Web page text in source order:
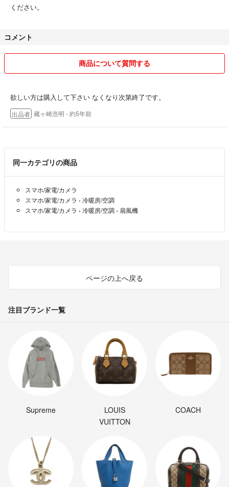
ください。
コメント
商品について質問する
欲しい方は購入して下さい なくなり次第終了です。
出品者 藏ヶ崎浩明 - 約5年前
同一カテゴリの商品
スマホ/家電/カメラ
スマホ/家電/カメラ › 冷暖房/空調
スマホ/家電/カメラ › 冷暖房/空調 › 扇風機
ページの上へ戻る
注目ブランド一覧
Supreme
LOUIS
VUITTON
COACH